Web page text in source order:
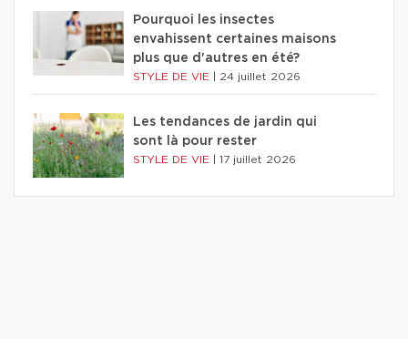
Pourquoi les insectes
envahissent certaines maisons
plus que d'autres en été?
STYLE DE VIE 24 juillet 2026
Les tendances de jardin qui
sont là pour rester
STYLE DE VIE 17 juillet 2026